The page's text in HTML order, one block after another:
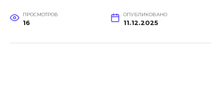
ПРОСМОТРОВ
16
ОПУБЛИКОВАНО
11.12.2025